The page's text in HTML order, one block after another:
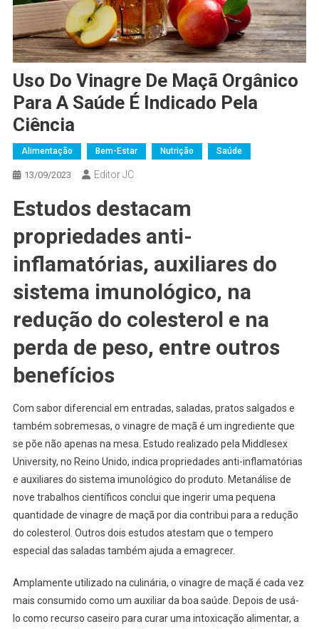
Uso Do Vinagre De Maçã Orgânico
Para A Saúde É Indicado Pela
Ciência
Alimentação Bem-Estar Nutrição Saúde
13/09/2023 Editor JC
Estudos destacam
propriedades anti-
inflamatórias, auxiliares do
sistema imunológico, na
redução do colesterol e na
perda de peso, entre outros
benefícios
Com sabor diferencial em entradas, saladas, pratos salgados e
também sobremesas, o vinagre de maçã é um ingrediente que
se põe não apenas na mesa. Estudo realizado pela Middlesex
University, no Reino Unido, indica propriedades anti-inflamatórias
e auxiliares do sistema imunológico do produto. Metanálise de
nove trabalhos científicos conclui que ingerir uma pequena
quantidade de vinagre de maçã por dia contribui para a redução
do colesterol. Outros dois estudos atestam que o tempero
especial das saladas também ajuda a emagrecer.
Amplamente utilizado na culinária, o vinagre de maçã é cada vez
mais consumido como um auxiliar da boa saúde. Depois de usá-
lo como recurso caseiro para curar uma intoxicação alimentar, a